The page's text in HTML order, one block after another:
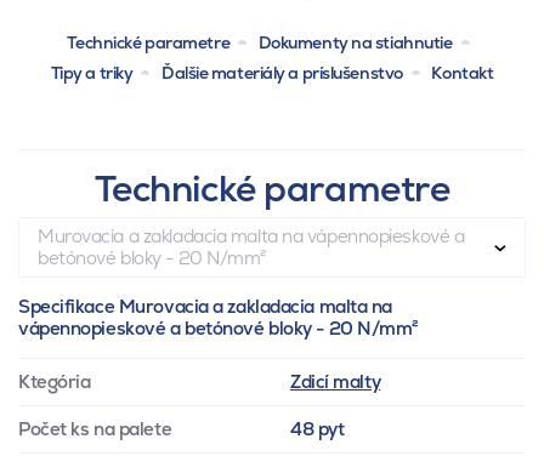
Technické parametre
Dokumenty na stiahnutie
Tipy a triky
Ďalšie materiály a príslušenstvo Kontakt
Technické parametre
Murovacia a zakladacia malta na vápennopieskové a
betónové bloky - 20 N/mm²
Specifikace Murovacia a zakladacia malta na
vápennopieskové a betónové bloky - 20 N/mm²
Ktegória Zdicí malty
Počet ks na palete 48 pyt